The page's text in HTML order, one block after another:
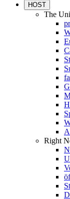
HOST
The
Right